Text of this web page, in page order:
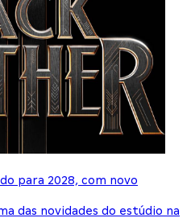
para 2028, com novo
das novidades do estúdio na